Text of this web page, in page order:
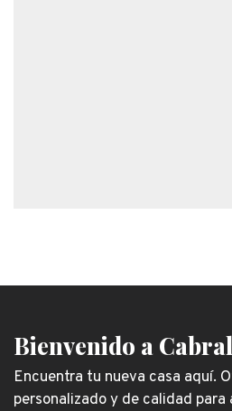
Bienvenido a
Encuentra tu nueva casa aquí.
personalizado y de calidad